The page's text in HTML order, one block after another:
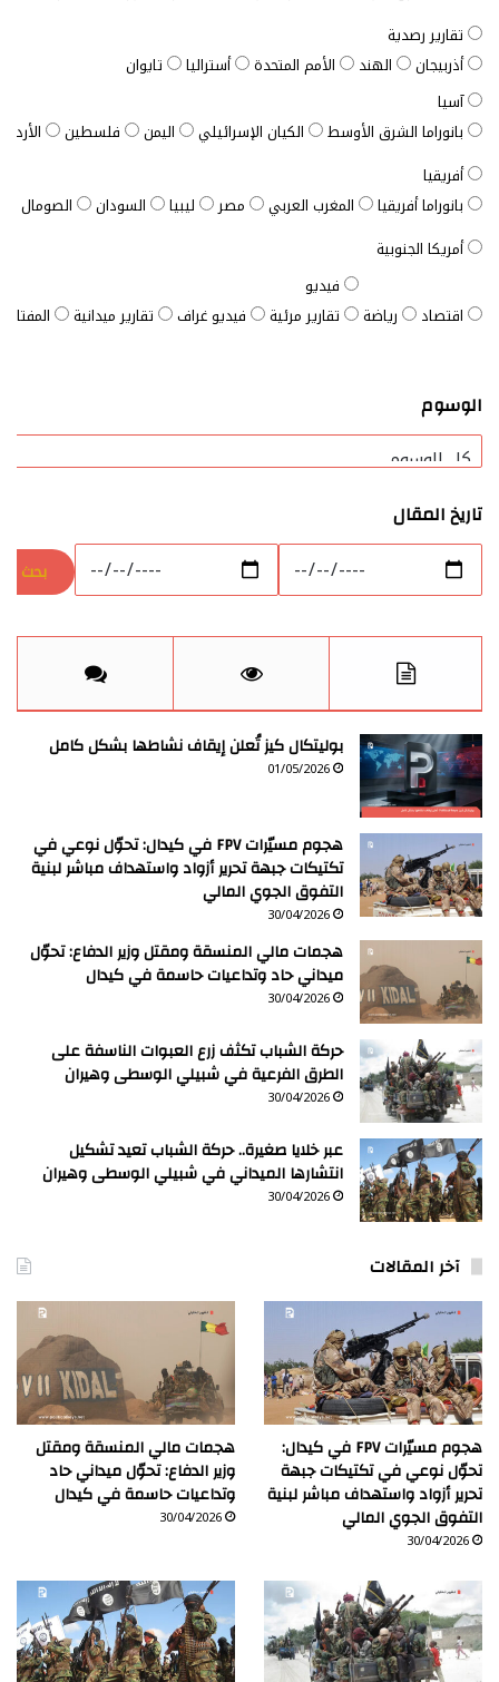
تقارير رصدية
أذربيجان
الهند الأمم المتحدة أستراليا
تايوان
آسيا
بانوراما الشرق الأوسط
الكيان الإسرائيلي اليمن فلسطين
الأردن
أفريقيا
بانوراما أفريقيا
المغرب العربي مصر ليبيا السودان الصومال
أمريكا الجنوبية
اقتصاد رياضة
فيديو
تقارير مرئية
فيديو غراف تقارير ميدانية
الوسوم
تاريخ المقال
بوليتكال كيز تُعلن إيقاف نشاطها بشكل كامل
01/05/2026
هجوم مسيّرات FPV في كيدال: تحوّل نوعي في
تكتيكات جبهة تحرير أزواد واستهداف مباشر لبنية
التفوق الجوي المالي
30/04/2026
هجمات مالي المنسقة ومقتل وزير الدفاع: تحوّل
ميداني حاد وتداعيات حاسمة في كيدال
30/04/2026
حركة الشباب تكثف زرع العبوات الناسفة على
الطرق الفرعية في شبيلي الوسطى وهيران
30/04/2026
عبر خلايا صغيرة.. حركة الشباب تعيد تشكيل
انتشارها الميداني في شبيلي الوسطى وهيران
30/04/2026
آخر المقالات
هجوم مسيّرات FPV في كيدال:
تحوّل نوعي في تكتيكات جبهة
تحرير أزواد واستهداف مباشر لبنية
التفوق الجوي المالي
30/04/2026
هجمات مالي المنسقة ومقتل
وزير الدفاع: تحوّل ميداني حاد
وتداعيات حاسمة في كيدال
30/04/2026